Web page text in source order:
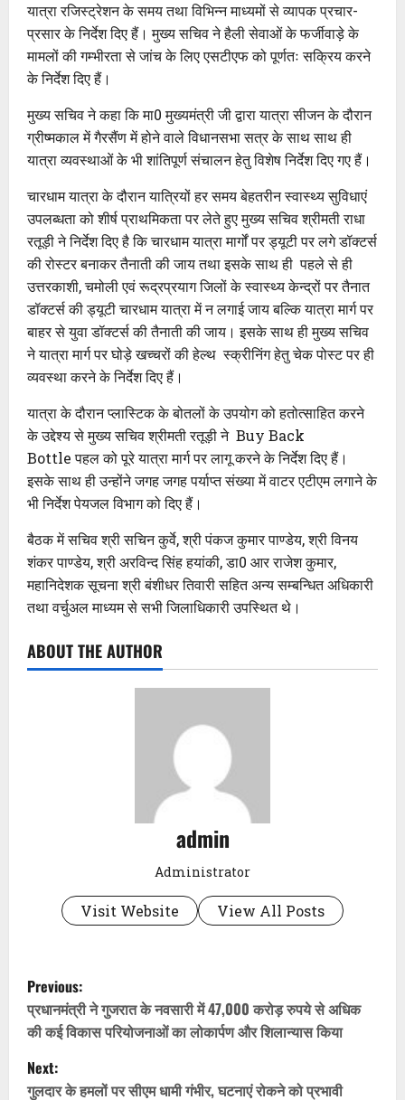
यात्रा रजिस्ट्रेशन के समय तथा विभिन्न माध्यमों से व्यापक प्रचार-
प्रसार के निर्देश दिए हैं। मुख्य सचिव ने हैली सेवाओं के फर्जीवाड़े के
मामलों की गम्भीरता से जांच के लिए एसटीएफ को पूर्णतः सक्रिय करने
के निर्देश दिए हैं।
मुख्य सचिव ने कहा कि मा0 मुख्यमंत्री जी द्वारा यात्रा सीजन के दौरान
ग्रीष्मकाल में गैरसैंण में होने वाले विधानसभा सत्र के साथ साथ ही
यात्रा व्यवस्थाओं के भी शांतिपूर्ण संचालन हेतु विशेष निर्देश दिए गए हैं।
चारधाम यात्रा के दौरान यात्रियों हर समय बेहतरीन स्वास्थ्य सुविधाएं
उपलब्धता को शीर्ष प्राथमिकता पर लेते हुए मुख्य सचिव श्रीमती राधा
रतूड़ी ने निर्देश दिए है कि चारधाम यात्रा मार्गों पर ड्यूटी पर लगे डॉक्टर्स
की रोस्टर बनाकर तैनाती की जाय तथा इसके साथ ही पहले से ही
उत्तरकाशी, चमोली एवं रूद्रप्रयाग जिलों के स्वास्थ्य केन्द्रों पर तैनात
डॉक्टर्स की ड्यूटी चारधाम यात्रा में न लगाई जाय बल्कि यात्रा मार्ग पर
बाहर से युवा डॉक्टर्स की तैनाती की जाय। इसके साथ ही मुख्य सचिव
ने यात्रा मार्ग पर घोड़े खच्चरों की हेल्थ स्क्रीनिंग हेतु चेक पोस्ट पर ही
व्यवस्था करने के निर्देश दिए हैं।
यात्रा के दौरान प्लास्टिक के बोतलों के उपयोग को हतोत्साहित करने
के उद्देश्य से मुख्य सचिव श्रीमती रतूड़ी ने Buy Back
Bottle पहल को पूरे यात्रा मार्ग पर लागू करने के निर्देश दिए हैं।
इसके साथ ही उन्होंने जगह जगह पर्याप्त संख्या में वाटर एटीएम लगाने के
भी निर्देश पेयजल विभाग को दिए हैं।
बैठक में सचिव श्री सचिन कुर्वे, श्री पंकज कुमार पाण्डेय, श्री विनय
शंकर पाण्डेय, श्री अरविन्द सिंह हयांकी, डा0 आर राजेश कुमार,
महानिदेशक सूचना श्री बंशीधर तिवारी सहित अन्य सम्बन्धित अधिकारी
तथा वर्चुअल माध्यम से सभी जिलाधिकारी उपस्थित थे।
ABOUT THE AUTHOR
admin
Administrator
Visit Website View All Posts
P
o
s
Previous:
प्रधानमंत्री ने गुजरात के नवसारी में 47,000 करोड़ रुपये से अधिक
की कई विकास परियोजनाओं का लोकार्पण और शिलान्यास किया
Next:
गुलदार के हमलों पर सीएम धामी गंभीर, घटनाएं रोकने को प्रभावी